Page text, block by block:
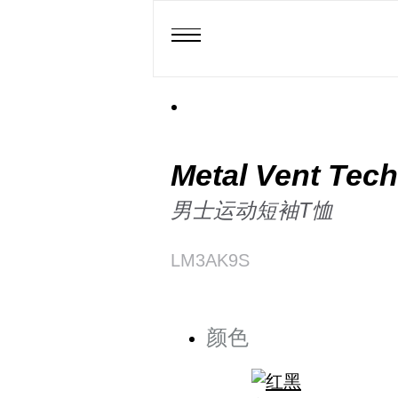
Metal Vent Tech
男士运动短袖T恤
LM3AK9S
颜色